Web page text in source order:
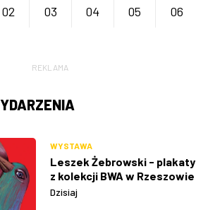
02 03 04 05 06
REKLAMA
WYSTAWA
Leszek Żebrowski - plakaty
z kolekcji BWA w Rzeszowie
Dzisiaj